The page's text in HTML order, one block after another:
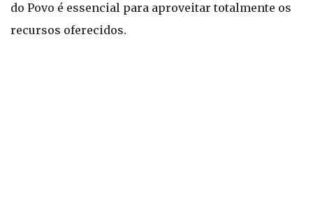
do Povo é essencial para aproveitar totalmente os
recursos oferecidos.